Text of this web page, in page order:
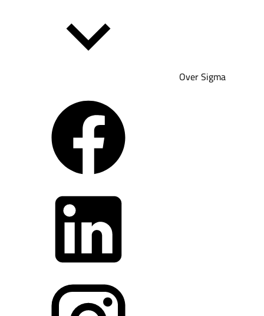
Over Sigma